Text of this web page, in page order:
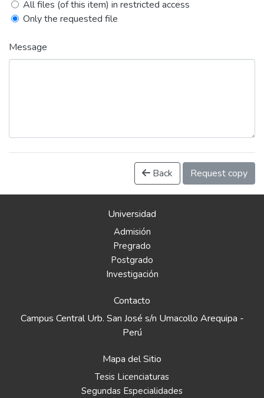
All files (of this item) in restricted access
Only the requested file
Message
Back Request copy
Universidad
Admisión
Pregrado
Postgrado
Investigación
Contacto
Campus Central Urb. San José s/n Umacollo Arequipa -
Perú
Mapa del Sitio
Tesis Licenciaturas
Segundas Especialidades